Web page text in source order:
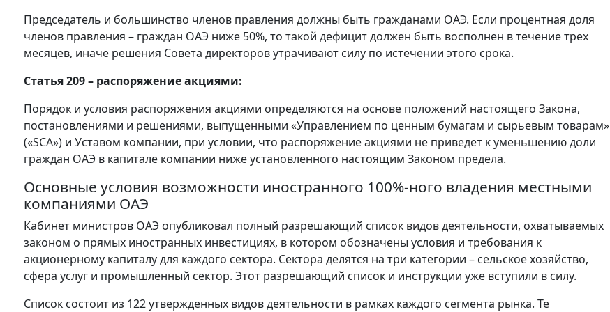
Председатель и большинство членов правления должны быть гражданами ОАЭ. Если процентная доля
членов правления – граждан ОАЭ ниже 50%, то такой дефицит должен быть восполнен в течение трех
месяцев, иначе решения Совета директоров утрачивают силу по истечении этого срока.
Статья 209 – распоряжение акциями:
Порядок и условия распоряжения акциями определяются на основе положений настоящего Закона,
постановлениями и решениями, выпущенными «Управлением по ценным бумагам и сырьевым товарам»
(«SCA») и Уставом компании, при условии, что распоряжение акциями не приведет к уменьшению доли
граждан ОАЭ в капитале компании ниже установленного настоящим Законом предела.
Основные условия возможности иностранного 100%-ного владения местными
компаниями ОАЭ
Кабинет министров ОАЭ опубликовал полный разрешающий список видов деятельности, охватываемых
законом о прямых иностранных инвестициях, в котором обозначены условия и требования к
акционерному капиталу для каждого сектора. Сектора делятся на три категории – сельское хозяйство,
сфера услуг и промышленный сектор. Этот разрешающий список и инструкции уже вступили в силу.
Список состоит из 122 утвержденных видов деятельности в рамках каждого сегмента рынка. Те